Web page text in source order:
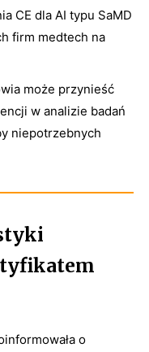
CE dla AI typu SaMD
firm medtech na
może przynieść
w analizie badań
niepotrzebnych
o